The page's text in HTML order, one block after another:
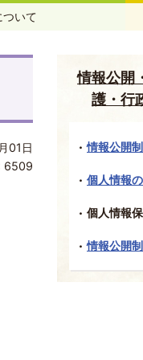
いて
01日
6509
情報公開
護・行
情報公開
個人情報
個人情報
情報公開